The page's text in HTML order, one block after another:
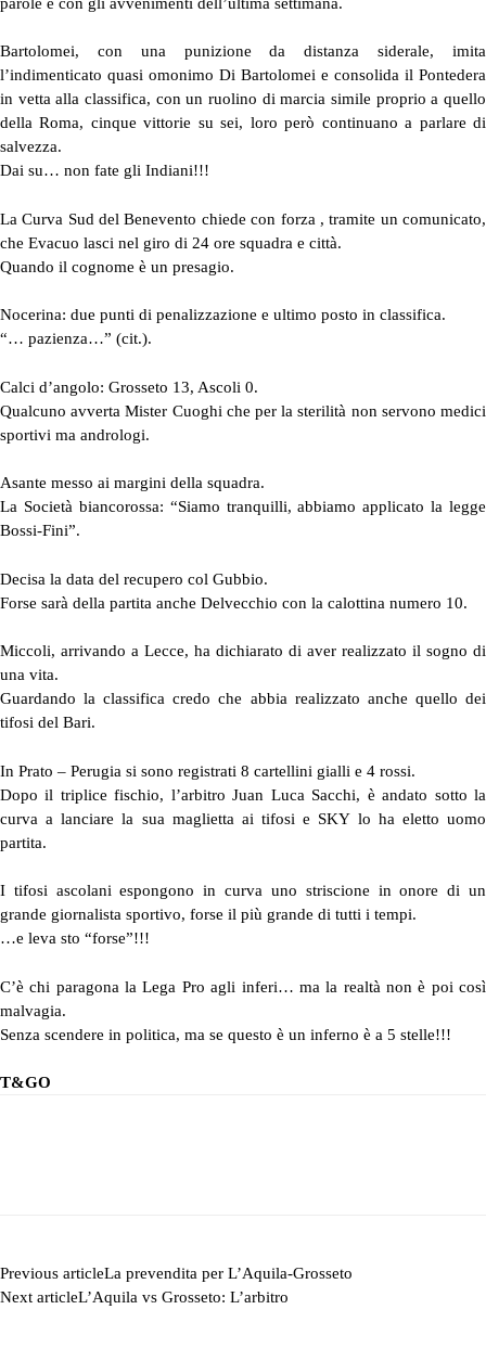
Bartolomei, con una punizione da distanza siderale, imita
l’indimenticato quasi omonimo Di Bartolomei e consolida il Pontedera
in vetta alla classifica, con un ruolino di marcia simile proprio a quello
della Roma, cinque vittorie su sei, loro però continuano a parlare di
salvezza.
Dai su… non fate gli Indiani!!!
La Curva Sud del Benevento chiede con forza , tramite un comunicato,
che Evacuo lasci nel giro di 24 ore squadra e città.
Quando il cognome è un presagio.
Nocerina: due punti di penalizzazione e ultimo posto in classifica.
“… pazienza…” (cit.).
Calci d’angolo: Grosseto 13, Ascoli 0.
Qualcuno avverta Mister Cuoghi che per la sterilità non servono medici
sportivi ma andrologi.
Asante messo ai margini della squadra.
La Società biancorossa: “Siamo tranquilli, abbiamo applicato la legge
Bossi-Fini”.
Decisa la data del recupero col Gubbio.
Forse sarà della partita anche Delvecchio con la calottina numero 10.
Miccoli, arrivando a Lecce, ha dichiarato di aver realizzato il sogno di
una vita.
Guardando la classifica credo che abbia realizzato anche quello dei
tifosi del Bari.
In Prato – Perugia si sono registrati 8 cartellini gialli e 4 rossi.
Dopo il triplice fischio, l’arbitro Juan Luca Sacchi, è andato sotto la
curva a lanciare la sua maglietta ai tifosi e SKY lo ha eletto uomo
partita.
I tifosi ascolani espongono in curva uno striscione in onore di un
grande giornalista sportivo, forse il più grande di tutti i tempi.
…e leva sto “forse”!!!
C’è chi paragona la Lega Pro agli inferi… ma la realtà non è poi così
malvagia.
Senza scendere in politica, ma se questo è un inferno è a 5 stelle!!!
T&GO
Previous articleLa prevendita per L’Aquila-Grosseto
Next articleL’Aquila vs Grosseto: L’arbitro